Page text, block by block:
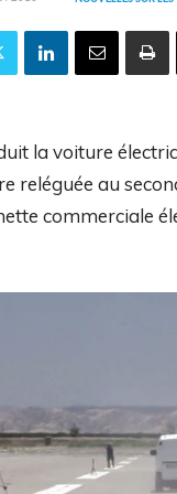
la voiture
reléguée au
commerciale